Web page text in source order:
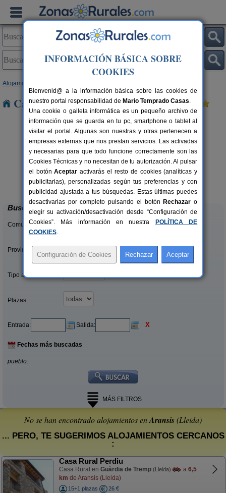
Alojamientos
Casas Rurales cerca de Aransis
2-14 pers.
desde 23 €
Apartamentos turísticos Tárrega
Al Bon Pas Rural
Boldú (Lleida)
Buscar
Comunidades:
Provincias/Islas:
Tipo alquiler:
Plazas:
Entrada: Salida: X
Fechas más buscadas
pueblo:
MÁS FILTROS
No se han encontrado alojamientos enAransis(Lleida)
... PERO, TE SUGERIMOS ALOJAMIENTOS CERCANOS
:
Casa Rural Perdiu
Casa Rural en Guàrdia de Tremp (Lleida) a 6,5
km de Aransis (Lleida)
15+1 plazas
26 €
INFORMACIÓN BÁSICA SOBRE
COOKIES
Bienvenid@ a la información básica sobre las cookies de
nuestro portal responsabilidad de Mario Temprado Casas.
Una cookie o galleta informática es un pequeño archivo de
información que se guarda en tu pc, smartphone o tablet al
visitar el portal. Algunas son nuestras y otras pertenecen a
empresas externas que nos prestan servicios. Las activadas
y necesarias para que todo funcione correctamente son las
Cookies Técnicas y no necesitan de tu autorización. Al pulsar
el botónAceptar activarás el resto de cookies (analíticas y
publicitarias), personalizadas según tus preferencias y con
publicidad ajustada a tus búsquedas. Estas últimas puedes
desactivarlas por completo pulsando el botón Rechazar o
elegir su activación/desactivación desde “Configuración de
Cookies”. Más información en nuestra
POLÍTICA DE
COOKIES.